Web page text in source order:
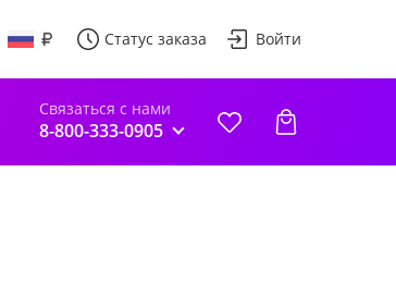
Статус заказа Войти
Связаться с нами
8-800-333-0905